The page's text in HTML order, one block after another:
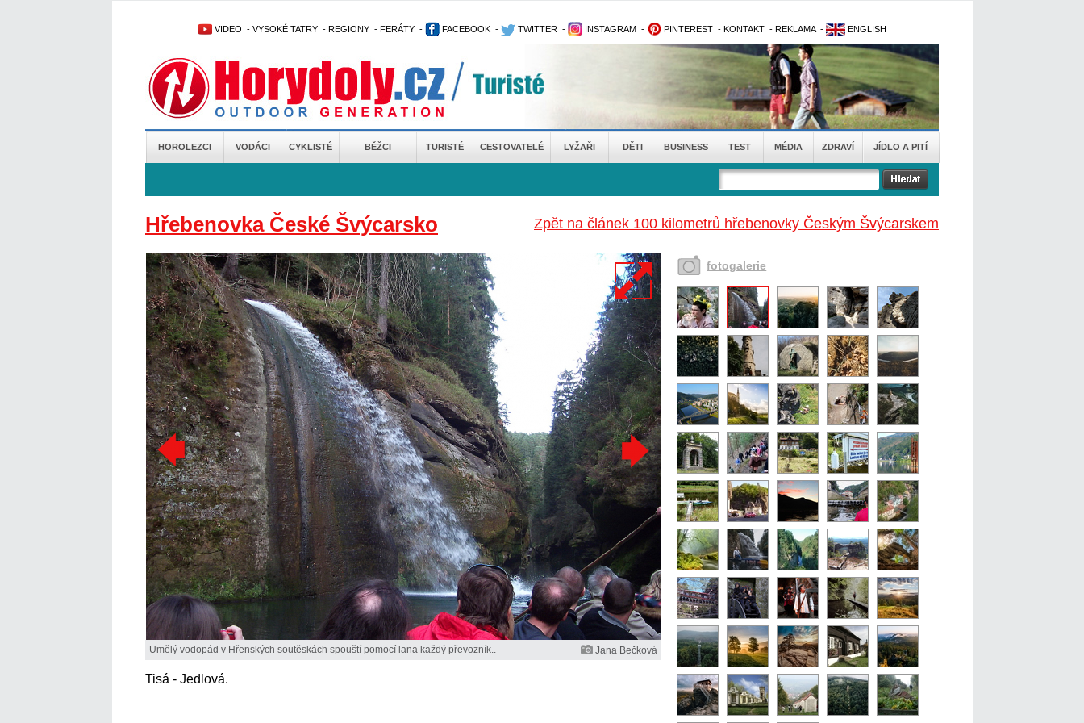
VIDEO - VYSOKÉ TATRY - REGIONY - FERÁTY - FACEBOOK - TWITTER - INSTAGRAM - PINTEREST - KONTAKT - REKLAMA - ENGLISH
HOROLEZCI VODÁCI CYKLISTÉ BĚŽCI TURISTÉ CESTOVATELÉ LYŽAŘI DĚTI BUSINESS TEST MÉDIA ZDRAVÍ JÍDLO A PITÍ
Zpět na článek 100 kilometrů hřebenovky Českým Švýcarskem
Hřebenovka České Švýcarsko
Umělý vodopád v Hřenských soutěskách spouští pomocí lana každý převozník.. Jana Bečková
Tisá - Jedlová.
fotogalerie